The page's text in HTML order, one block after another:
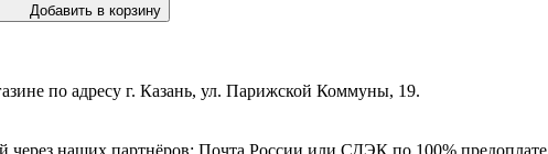
Добавить в корзину
по адресу г. Казань, ул. Парижской Коммуны, 19.
через наших партнёров: Почта России или СДЭК по 100% предоплате.